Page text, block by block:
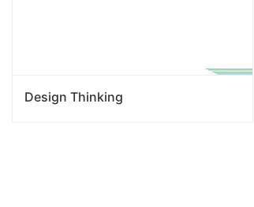
Design Thinking